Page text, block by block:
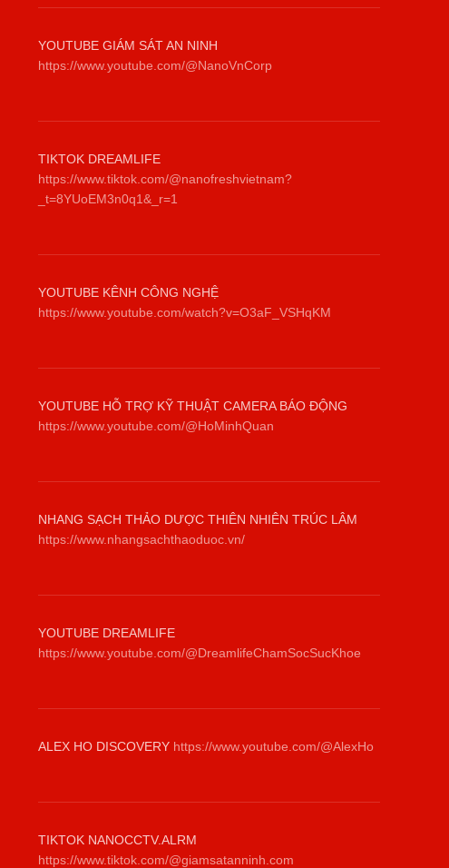
YOUTUBE GIÁM SÁT AN NINH
https://www.youtube.com/@NanoVnCorp
TIKTOK DREAMLIFE
https://www.tiktok.com/@nanofreshvietnam?
_t=8YUoEM3n0q1&_r=1
YOUTUBE KÊNH CÔNG NGHỆ
https://www.youtube.com/watch?v=O3aF_VSHqKM
YOUTUBE HỖ TRỢ KỸ THUẬT CAMERA BÁO ĐỘNG
https://www.youtube.com/@HoMinhQuan
NHANG SẠCH THẢO DƯỢC THIÊN NHIÊN TRÚC LÂM
https://www.nhangsachthaoduoc.vn/
YOUTUBE DREAMLIFE
https://www.youtube.com/@DreamlifeChamSocSucKhoe
ALEX HO DISCOVERY https://www.youtube.com/@AlexHo
TIKTOK NANOCCTV.ALRM
https://www.tiktok.com/@giamsatanninh.com